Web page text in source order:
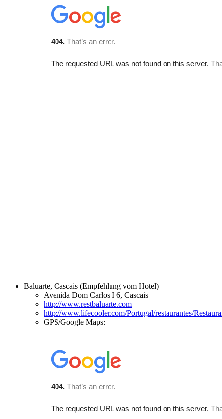
Baluarte, Cascais (Empfehlung vom Hotel)
Avenida Dom Carlos I 6, Cascais
http://www.restbaluarte.com
http://www.lifecooler.com/Portugal/restaurantes/
GPS/Google Maps: